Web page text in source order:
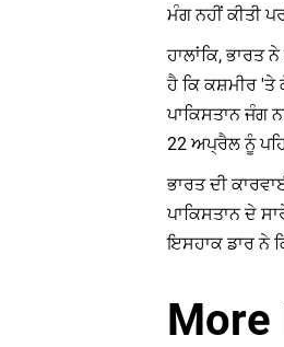
ਮੰਗ ਨਹੀਂ ਕੀਤੀ
ਹਾਲਾਂਕਿ, ਭਾਰਤ
ਹੈ ਕਿ ਕਸ਼ਮੀਰ 'ਤੇ
ਪਾਕਿਸਤਾਨ ਜੰਗ
22 ਅਪ੍ਰੈਲ ਨੂੰ
ਭਾਰਤ ਦੀ
ਪਾਕਿਸਤਾਨ ਦੇ
ਇਸਹਾਕ ਡਾਰ ਨੇ
More